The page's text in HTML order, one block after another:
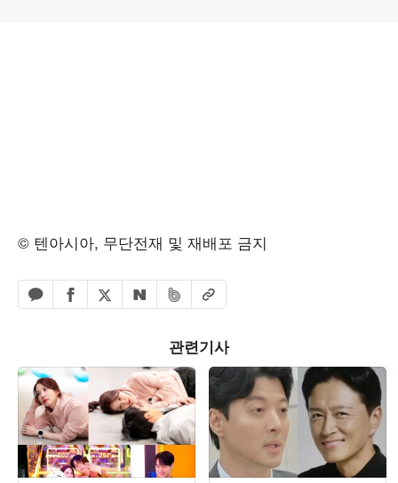
© 텐아시아, 무단전재 및 재배포 금지
카카오톡 공유하기
페이스북 공유하기
엑스 공유하기
네이버 공유하기
밴드 공유하기
URL복사
관련기사